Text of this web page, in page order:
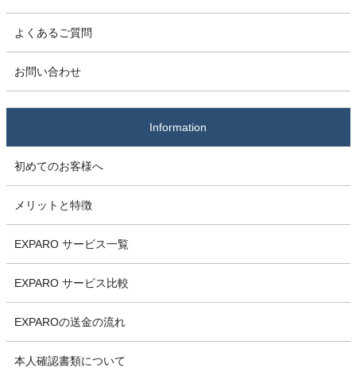
よくあるご質問
お問い合わせ
Information
初めてのお客様へ
メリットと特徴
EXPARO サービス一覧
EXPARO サービス比較
EXPAROの送金の流れ
本人確認書類について